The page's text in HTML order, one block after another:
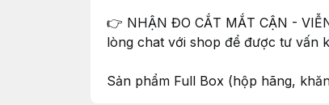
👉 NHẬN ĐO CẮT MẮT CẬN -
lòng chat với shop để được tư vấn
Sản phẩm Full Box (hộp hãng,